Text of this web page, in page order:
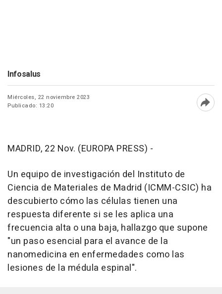
Infosalus
Miércoles, 22 noviembre 2023
Publicado: 13:20
MADRID, 22 Nov. (EUROPA PRESS) -
Un equipo de investigación del Instituto de
Ciencia de Materiales de Madrid (ICMM-CSIC) ha
descubierto cómo las células tienen una
respuesta diferente si se les aplica una
frecuencia alta o una baja, hallazgo que supone
"un paso esencial para el avance de la
nanomedicina en enfermedades como las
lesiones de la médula espinal".